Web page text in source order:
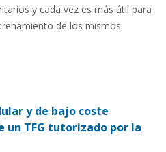
y cada vez es más útil para
de los mismos.
y de bajo coste
un TFG tutorizado por la